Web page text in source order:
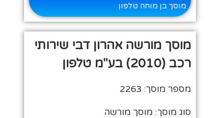
מוסך בן מוחה טלפון
מוסך מורשה אהרון דבי שירותי
רכב (2010) בע"מ טלפון
מספר מוסך: 2263
סוג מוסך: מוסך מורשה